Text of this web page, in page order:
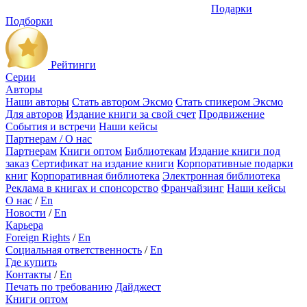
Подарки
Подборки
Рейтинги
Серии
Авторы
Наши авторы Стать автором Эксмо Стать спикером Эксмо
Для авторов Издание книги за свой счет Продвижение
События и встречи Наши кейсы
Партнерам / О нас
Партнерам Книги оптом Библиотекам Издание книги под
заказ Сертификат на издание книги Корпоративные подарки
книг Корпоративная библиотека Электронная библиотека
Реклама в книгах и спонсорство Франчайзинг Наши кейсы
О нас /En
Новости /En
Карьера
Foreign Rights /En
Социальная ответственность /En
Где купить
Контакты /En
Печать по требованию Дайджест
Книги оптом